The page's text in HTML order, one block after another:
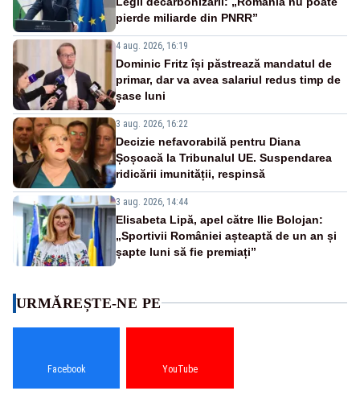
pierde miliarde din PNRR”
4 aug. 2026, 16:19
Dominic Fritz își păstrează mandatul de
primar, dar va avea salariul redus timp de
șase luni
3 aug. 2026, 16:22
Decizie nefavorabilă pentru Diana
Șoșoacă la Tribunalul UE. Suspendarea
ridicării imunității, respinsă
3 aug. 2026, 14:44
Elisabeta Lipă, apel către Ilie Bolojan:
„Sportivii României așteaptă de un an și
șapte luni să fie premiați”
URMĂREȘTE-NE PE
Facebook YouTube